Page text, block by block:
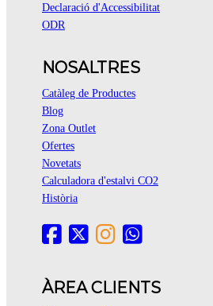
Declaració d'Accessibilitat
ODR
NOSALTRES
Catàleg de Productes
Blog
Zona Outlet
Ofertes
Novetats
Calculadora d'estalvi CO2
Història
ÀREA CLIENTS